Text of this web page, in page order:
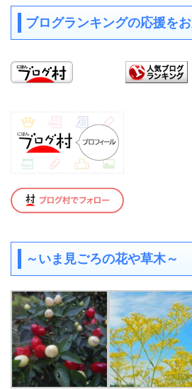
ブログランキングの応援を
～いま見ごろの花や草木～